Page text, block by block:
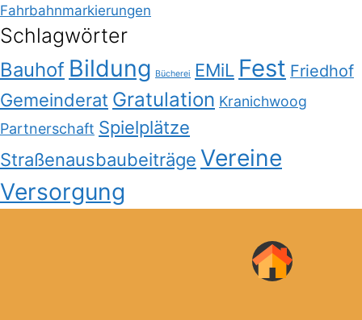
Fahrbahnmarkierungen
Schlagwörter
Bauhof Bildung Bücherei EMiL Fest Friedhof
Gemeinderat Gratulation Kranichwoog
Partnerschaft Spielplätze
Straßenausbaubeiträge Vereine
Versorgung